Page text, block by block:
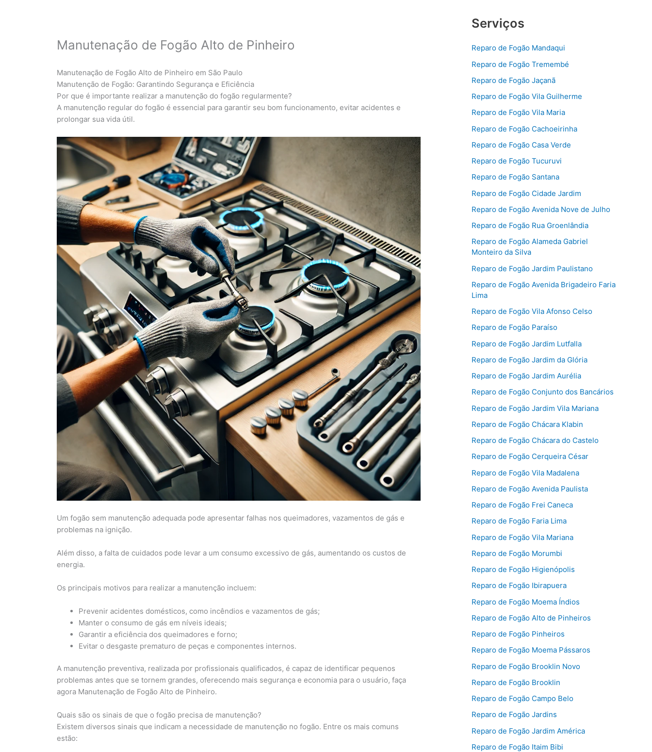
Manutenação de Fogão Alto de Pinheiro
Manutenação de Fogão Alto de Pinheiro em São Paulo
Manutenção de Fogão: Garantindo Segurança e Eficiência
Por que é importante realizar a manutenção do fogão regularmente?
A manutenção regular do fogão é essencial para garantir seu bom funcionamento, evitar acidentes e
prolongar sua vida útil.
Um fogão sem manutenção adequada pode apresentar falhas nos queimadores, vazamentos de gás e
problemas na ignição.
Além disso, a falta de cuidados pode levar a um consumo excessivo de gás, aumentando os custos de
energia.
Os principais motivos para realizar a manutenção incluem:
Prevenir acidentes domésticos, como incêndios e vazamentos de gás;
Manter o consumo de gás em níveis ideais;
Garantir a eficiência dos queimadores e forno;
Evitar o desgaste prematuro de peças e componentes internos.
A manutenção preventiva, realizada por profissionais qualificados, é capaz de identificar pequenos
problemas antes que se tornem grandes, oferecendo mais segurança e economia para o usuário, faça
agora Manutenação de Fogão Alto de Pinheiro.
Quais são os sinais de que o fogão precisa de manutenção?
Existem diversos sinais que indicam a necessidade de manutenção no fogão. Entre os mais comuns
estão:
Serviços
Reparo de Fogão Mandaqui
Reparo de Fogão Tremembé
Reparo de Fogão Jaçanã
Reparo de Fogão Vila Guilherme
Reparo de Fogão Vila Maria
Reparo de Fogão Cachoeirinha
Reparo de Fogão Casa Verde
Reparo de Fogão Tucuruvi
Reparo de Fogão Santana
Reparo de Fogão Cidade Jardim
Reparo de Fogão Avenida Nove de Julho
Reparo de Fogão Rua Groenlândia
Reparo de Fogão Alameda Gabriel
Monteiro da Silva
Reparo de Fogão Jardim Paulistano
Reparo de Fogão Avenida Brigadeiro Faria
Lima
Reparo de Fogão Vila Afonso Celso
Reparo de Fogão Paraíso
Reparo de Fogão Jardim Lutfalla
Reparo de Fogão Jardim da Glória
Reparo de Fogão Jardim Aurélia
Reparo de Fogão Conjunto dos Bancários
Reparo de Fogão Jardim Vila Mariana
Reparo de Fogão Chácara Klabin
Reparo de Fogão Chácara do Castelo
Reparo de Fogão Cerqueira César
Reparo de Fogão Vila Madalena
Reparo de Fogão Avenida Paulista
Reparo de Fogão Frei Caneca
Reparo de Fogão Faria Lima
Reparo de Fogão Vila Mariana
Reparo de Fogão Morumbi
Reparo de Fogão Higienópolis
Reparo de Fogão Ibirapuera
Reparo de Fogão Moema Índios
Reparo de Fogão Alto de Pinheiros
Reparo de Fogão Pinheiros
Reparo de Fogão Moema Pássaros
Reparo de Fogão Brooklin Novo
Reparo de Fogão Brooklin
Reparo de Fogão Campo Belo
Reparo de Fogão Jardins
Reparo de Fogão Jardim América
Reparo de Fogão Itaim Bibi